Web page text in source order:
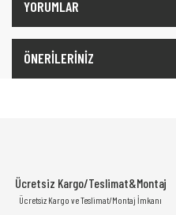
YORUMLAR
ÖNERİLERİNİZ
Ücretsiz Kargo/Teslimat&Montaj
Ücretsiz Kargo ve Teslimat/Montaj İmkanı